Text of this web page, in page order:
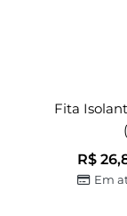
Fita
R$
Em